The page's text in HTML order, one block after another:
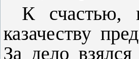
К счастью,
казачеству
За дело